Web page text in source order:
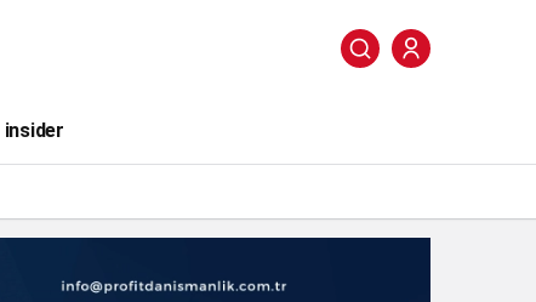
insider